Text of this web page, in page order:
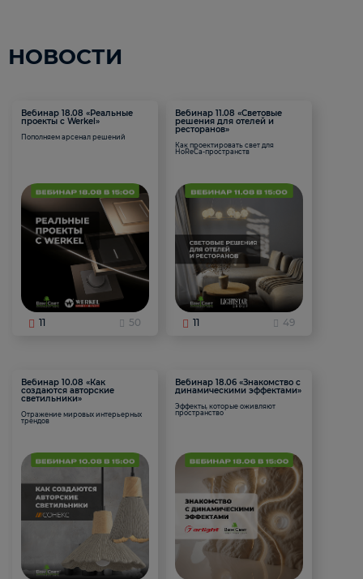
НОВОСТИ
Вебинар 18.08 «Реальные
проекты с Werkel»
Пополняем арсенал решений
11 50
Вебинар 11.08 «Световые
решения для отелей и
ресторанов»
Как проектировать свет для
HoReCa-пространств
11 49
Вебинар 10.08 «Как
создаются авторские
светильники»
Отражение мировых интерьерных
трендов
Вебинар 18.06 «Знакомство с
динамическими эффектами»
Эффекты, которые оживляют
пространство